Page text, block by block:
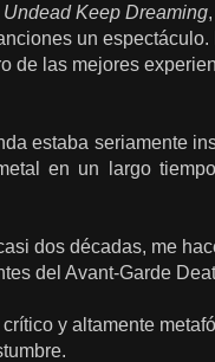
Undead Keep Dreaming
un
de las mejores
estaba seriamente
en un largo ti
dos décadas, me
del Avant-Garde
y altamente
.